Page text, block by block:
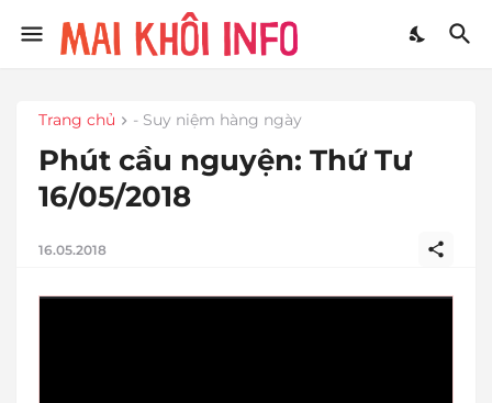
Trang chủ - Suy niệm hàng ngày
Phút cầu nguyện: Thứ Tư
16/05/2018
16.05.2018